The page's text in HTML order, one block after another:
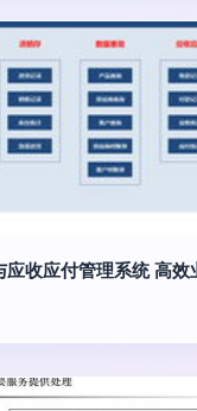
收应付管理系统 高效